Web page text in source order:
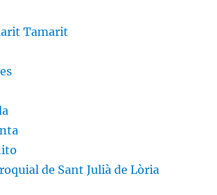
Tamarit
de Sant Julià de Lòria